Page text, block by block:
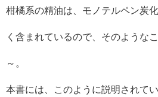
柑橘系の精油は、モノテルペン炭
く含まれているので、そのような
～。
本書には、このように説明されて